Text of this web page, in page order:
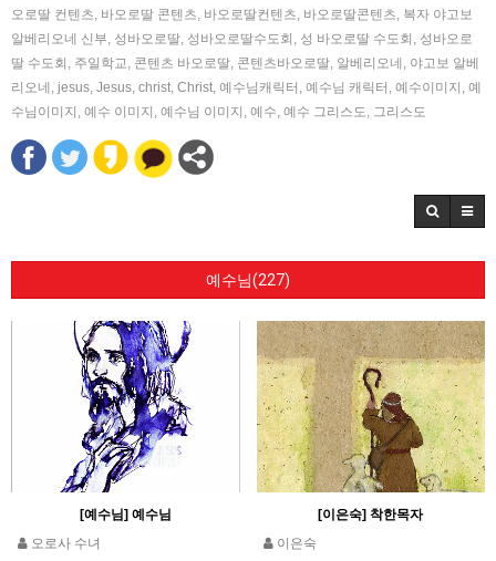
오로딸 컨텐츠, 바오로딸 콘텐츠, 바오로딸컨텐츠, 바오로딸콘텐츠, 복자 야고보
알베리오네 신부, 성바오로딸, 성바오로딸수도회 , 성 바오로딸 수도회 , 성바오로
딸 수도회 , 주일학교, 콘텐츠 바오로딸, 콘텐츠바오로딸, 알베리오네 , 야고보 알베
리오네 , jesus, Jesus, christ, Christ, 예수님캐릭터 , 예수님 캐릭터 , 예수이미지 , 예
수님이미지 , 예수 이미지 , 예수님 이미지 , 예수, 예수 그리스도, 그리스도
예수님(227)
[예수님] 예수님
오로사 수녀
[이은숙] 착한목자
이은숙